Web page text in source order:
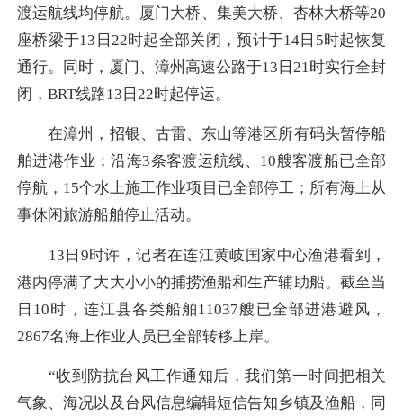
渡运航线均停航。厦门大桥、集美大桥、杏林大桥等20
座桥梁于13日22时起全部关闭，预计于14日5时起恢复
通行。同时，厦门、漳州高速公路于13日21时实行全封
闭，BRT线路13日22时起停运。
在漳州，招银、古雷、东山等港区所有码头暂停船
舶进港作业；沿海3条客渡运航线、10艘客渡船已全部
停航，15个水上施工作业项目已全部停工；所有海上从
事休闲旅游船舶停止活动。
13日9时许，记者在连江黄岐国家中心渔港看到，
港内停满了大大小小的捕捞渔船和生产辅助船。截至当
日10时，连江县各类船舶11037艘已全部进港避风，
2867名海上作业人员已全部转移上岸。
“收到防抗台风工作通知后，我们第一时间把相关
气象、海况以及台风信息编辑短信告知乡镇及渔船，同